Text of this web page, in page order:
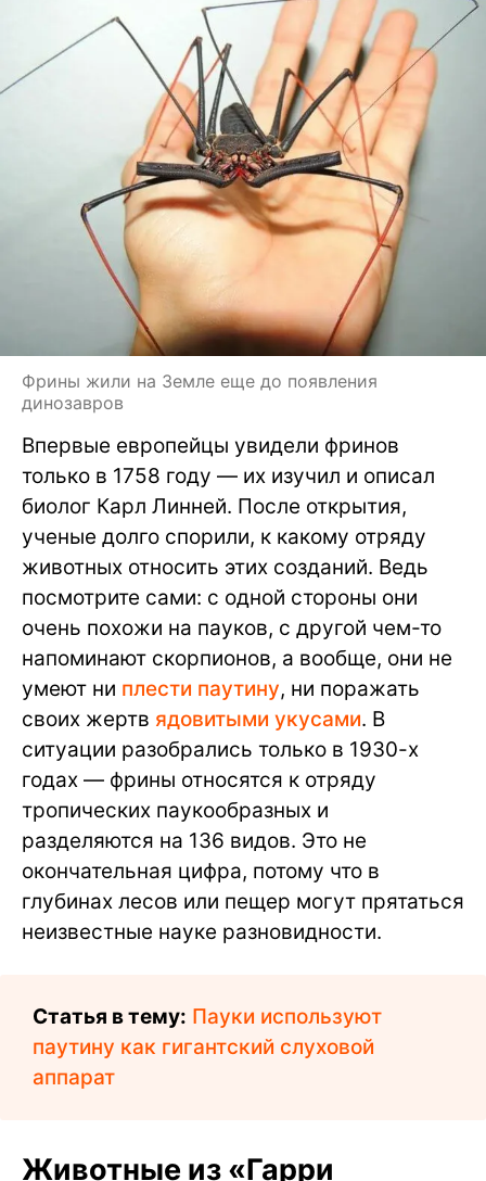
Фрины жили на Земле еще до появления
динозавров
Впервые европейцы увидели фринов
только в 1758 году — их изучил и описал
биолог Карл Линней. После открытия,
ученые долго спорили, к какому отряду
животных относить этих созданий. Ведь
посмотрите сами: с одной стороны они
очень похожи на пауков, с другой чем-то
напоминают скорпионов, а вообще, они не
умеют ни плести паутину, ни поражать
своих жертв ядовитыми укусами. В
ситуации разобрались только в 1930-х
годах — фрины относятся к отряду
тропических паукообразных и
разделяются на 136 видов. Это не
окончательная цифра, потому что в
глубинах лесов или пещер могут прятаться
неизвестные науке разновидности.
Статья в тему: Пауки используют
паутину как гигантский слуховой
аппарат
Животные из «Гарри